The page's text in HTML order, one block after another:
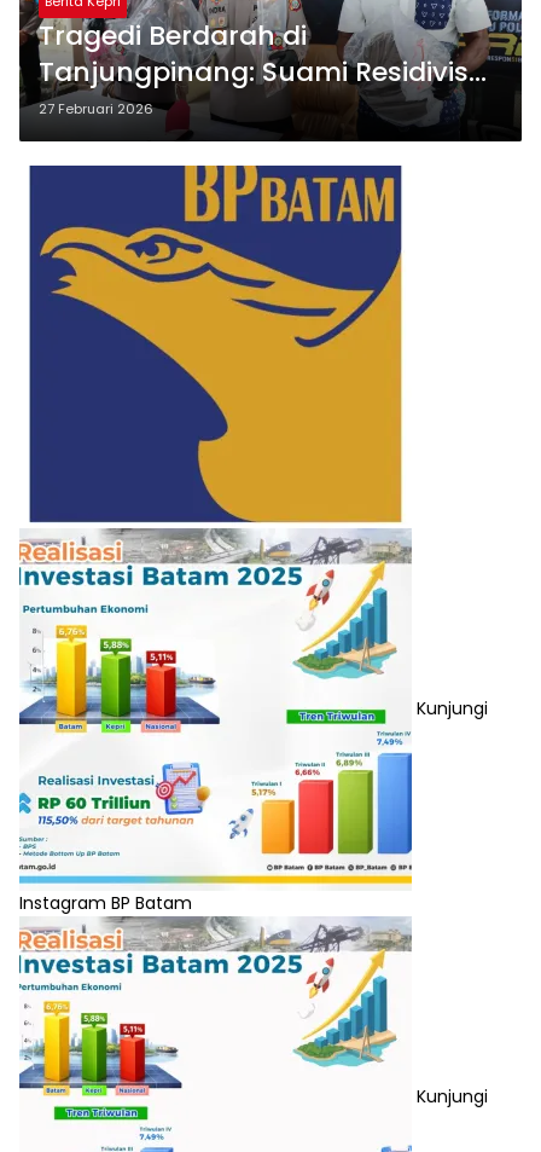
Tragedi Berdarah di
Tanjungpinang: Suami Residivis
Mutilasi Istri, Jasad Dibuang di
Dua Tempat
27 Februari 2026
Kunjungi
Instagram BP Batam
Kunjungi